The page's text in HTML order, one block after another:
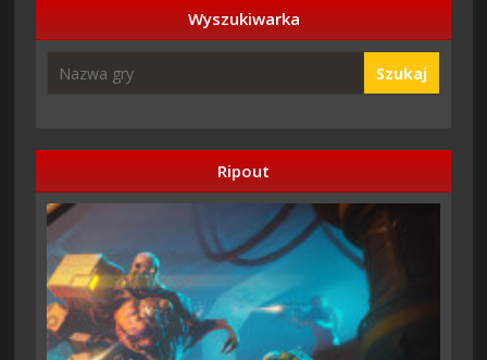
Wyszukiwarka
Szukaj
Ripout